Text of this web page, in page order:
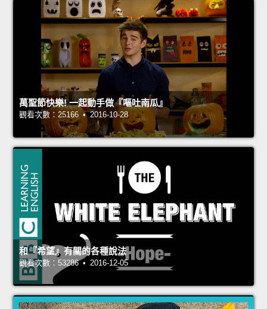
萬聖節快樂! 一起動手做『嘔吐南瓜』
觀看次數：25166 • 2016-10-28
和『希望』有關的各種說法
觀看次數：53286 • 2016-12-05